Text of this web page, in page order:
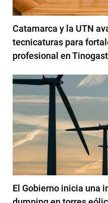
Catamarca y la UTN
tecnicaturas para
profesional en
El Gobierno inicia una